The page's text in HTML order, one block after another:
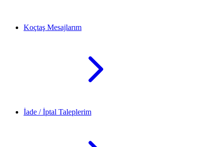
Koçtaş Mesajlarım
İade / İptal Taleplerim